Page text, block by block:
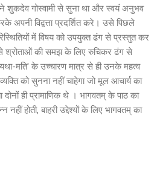
शुकदेव गोस्वामी से सुना था और स्वयं अनुभव
अपनी विद्वत्ता प्रदर्शित करे। उसे पिछले
में विषय को उपयुक्त ढंग से प्रस्तुत कर
श्रोताओं की समझ के लिए रुचिकर ढंग से
मति' के उच्चारण मात्र से ही उनके महत्व
को सुनना नहीं चाहेगा जो मूल आचार्य का
ही प्रामाणिक थे । भागवतम् के पाठ का
होती, बाहरी उद्देश्यों के लिए भागवतम् का